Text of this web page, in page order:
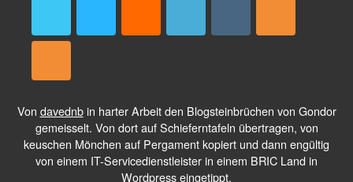
Von davednbin harter Arbeit den Blogsteinbrüchen von Gondor
gemeisselt. Von dort auf Schieferntafeln übertragen, von
keuschen Mönchen auf Pergament kopiert und dann engültig
von einem IT-Servicedienstleister in einem BRIC Land in
Wordpress eingetippt.